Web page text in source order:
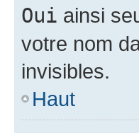
Oui ainsi
votre nom
invisibles.
Haut